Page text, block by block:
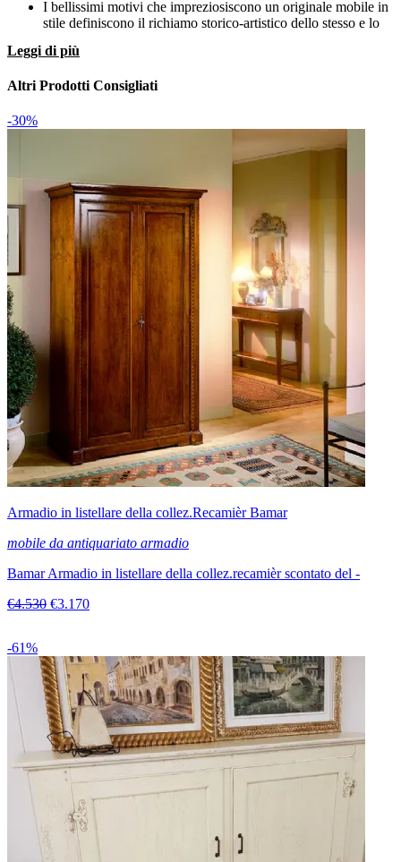
I bellissimi motivi che impreziosiscono un originale mobile in
stile definiscono il richiamo storico-artistico dello stesso e lo
Caratterizzati dalle linee sinuose strutturali, che rimandano a
d'epoca sono sempre arricchiti da dettagli incisi di ogni sorta,
Tra i molteplici materiali reputati tradizionalmente nobili, si
trova sicuramente il legno massello, elegante e raffinato,
durevole e in grado di mantenere negli anni la bellezza
originale. Proprio per questo, il pezzo di arredo antico qui
presente è interamente realizzato con i legni migliori di legno
invecchiato, con l'estro artigianale e l'attenzione dei mastri
falegnami, pionieri dell'arredo e veri maestri per tutto quello
che concerne gli arredamenti antichi.
Valuta anche il prezzo della consegna prima di acquistare il
tuo mobile d'epoca sul web; il costo cambia in base alla
tipologia di prodotto ed alla distanza da percorrere: trasporto
escluso per quest'offerta esclusiva del nostro outlet.
Leggi di più
Altri Prodotti Consigliati
-30%
Armadio in listellare della collez.Recamièr Bamar
mobile da antiquariato armadio
Bamar Armadio in listellare della collez.recamièr scontato del -
€4.530 €3.170
-61%